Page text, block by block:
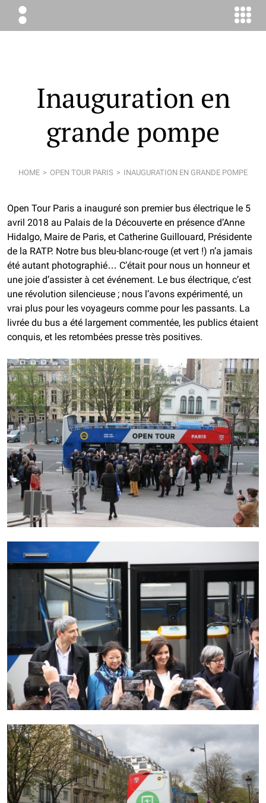
ÉLODIE
BOYER
Inauguration en
grande pompe
HOME OPEN TOUR PARIS INAUGURATION EN GRANDE POMPE
Open Tour Paris a inauguré son premier bus électrique le 5
avril 2018 au Palais de la Découverte en présence d’Anne
Hidalgo, Maire de Paris, et Catherine Guillouard, Présidente
de la RATP. Notre bus bleu-blanc-rouge (et vert !) n’a jamais
été autant photographié… C’était pour nous un honneur et
une joie d’assister à cet événement. Le bus électrique, c’est
une révolution silencieuse ; nous l’avons expérimenté, un
vrai plus pour les voyageurs comme pour les passants. La
livrée du bus a été largement commentée, les publics étaient
conquis, et les retombées presse très positives.